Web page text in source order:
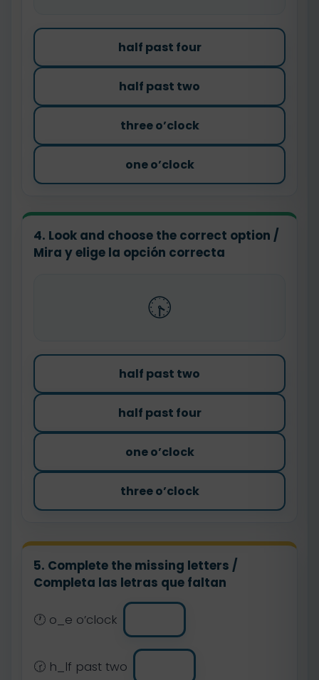
half past four
half past two
three o’clock
one o’clock
4. Look and choose the correct option /
Mira y elige la opción correcta
🕟
half past two
half past four
one o’clock
three o’clock
5. Complete the missing letters /
Completa las letras que faltan
🕐 o_e o’clock
🕝 h_lf past two